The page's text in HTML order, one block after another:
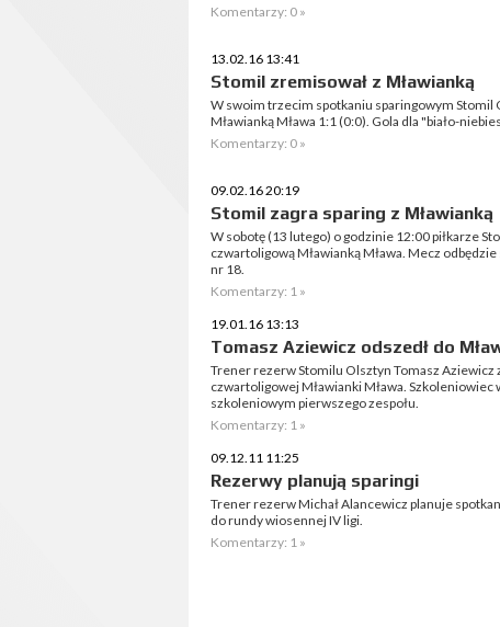
Komentarzy: 0 »
13.02.16 13:41
Stomil zremisował z Mławianką
W swoim trzecim spotkaniu sparingowym Stomil
Mławianką Mława 1:1 (0:0). Gola dla "biało-
Komentarzy: 0 »
09.02.16 20:19
Stomil zagra sparing z Mławianką
W sobotę (13 lutego) o godzinie 12:00 piłkarze
czwartoligową Mławianką Mława. Mecz
nr 18.
Komentarzy: 1 »
19.01.16 13:13
Tomasz Aziewicz odszedł do
Trener rezerw Stomilu Olsztyn Tomasz Aziewicz
czwartoligowej Mławianki Mława. Szkoleniowiec
szkoleniowym pierwszego zespołu.
Komentarzy: 1 »
09.12.11 11:25
Rezerwy planują sparingi
Trener rezerw Michał Alancewicz planuje
do rundy wiosennej IV ligi.
Komentarzy: 1 »